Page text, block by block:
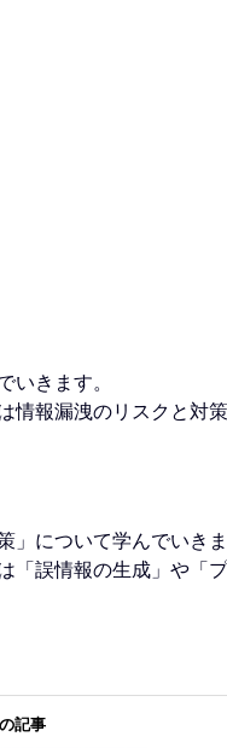
きます。
報漏洩のリスクと対
について学んでいきま
誤情報の生成」や「
記事